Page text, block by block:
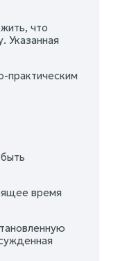
что
Указанная
практическим
время